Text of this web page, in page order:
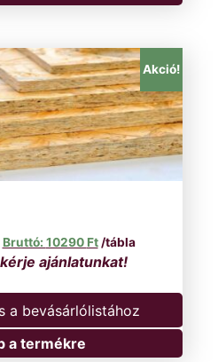
Akció!
Original price was: 10990 Ft.
10290 FtCurrent price is:
/tábla
a bevásárlólistához
a termékre